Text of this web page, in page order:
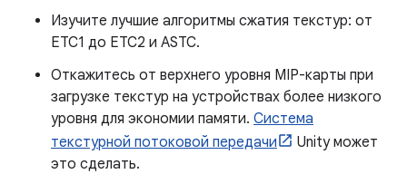
Изучите лучшие алгоритмы сжатия текстур: от
ETC1 до ETC2 и ASTC.
Откажитесь от верхнего уровня MIP-карты при
загрузке текстур на устройствах более низкого
уровня для экономии памяти. Система
текстурной потоковой передачи
Unity может
это сделать.